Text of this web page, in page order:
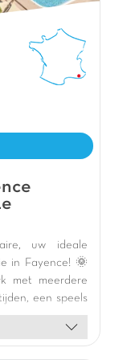
van
echt plezier,
mis
met zijn
km
Alpen-Côte
uw ideale
in Fayence! 🌞
met meerdere
een speels
en zelfs een
zullen dol zijn